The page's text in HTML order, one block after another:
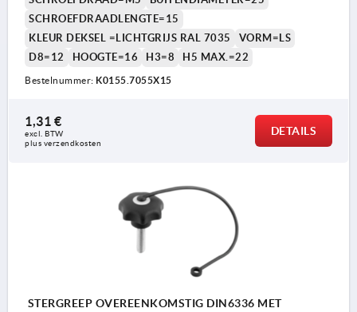
SCHROEFDRAADLENGTE=15
KLEUR DEKSEL =LICHTGRIJS RAL 7035
VORM=LS
D8=12
HOOGTE=16 H3=8 H5 MAX.=22
Bestelnummer: K0155.7055X15
1,31 €
excl. BTW
plus verzendkosten
DETAILS
STERGREEP OVEREENKOMSTIG DIN6336 MET